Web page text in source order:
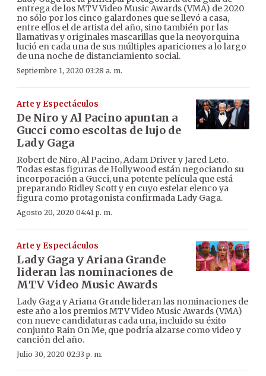
entrega de los MTV Video Music Awards (VMA) de 2020
no sólo por los cinco galardones que se llevó a casa,
entre ellos el de artista del año, sino también por las
llamativas y originales mascarillas que la neoyorquina
lució en cada una de sus múltiples apariciones a lo largo
de una noche de distanciamiento social.
Septiembre 1, 2020 03:28 a. m.
Arte y Espectáculos
De Niro y Al Pacino apuntan a
Gucci como escoltas de lujo de
Lady Gaga
Robert de Niro, Al Pacino, Adam Driver y Jared Leto.
Todas estas figuras de Hollywood están negociando su
incorporación a Gucci, una potente película que está
preparando Ridley Scott y en cuyo estelar elenco ya
figura como protagonista confirmada Lady Gaga.
Agosto 20, 2020 04:41 p. m.
Arte y Espectáculos
Lady Gaga y Ariana Grande
lideran las nominaciones de
MTV Video Music Awards
Lady Gaga y Ariana Grande lideran las nominaciones de
este año a los premios MTV Video Music Awards (VMA)
con nueve candidaturas cada una, incluido su éxito
conjunto Rain On Me, que podría alzarse como video y
canción del año.
Julio 30, 2020 02:33 p. m.